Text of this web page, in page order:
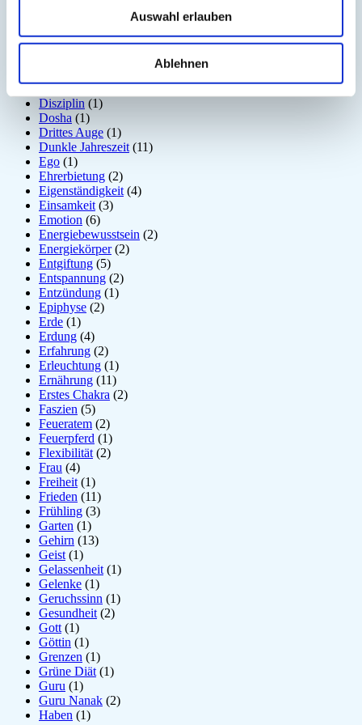
Auswahl erlauben
Ablehnen
Dehnen(7)
Detox(5)
Disziplin (1)
Dosha (1)
Drittes Auge (1)
Dunkle Jahreszeit (11)
Ego (1)
Ehrerbietung (2)
Eigenständigkeit (4)
Einsamkeit (3)
Emotion (6)
Energiebewusstsein (2)
Energiekörper(2)
Entgiftung (5)
Entspannung (2)
Entzündung (1)
Epiphyse (2)
Erde (1)
Erdung (4)
Erfahrung (2)
Erleuchtung (1)
Ernährung (11)
Erstes Chakra (2)
Faszien (5)
Feueratem (2)
Feuerpferd (1)
Flexibilität (2)
Frau (4)
Freiheit (1)
Frieden (11)
Frühling (3)
Garten (1)
Gehirn (13)
Geist (1)
Gelassenheit (1)
Gelenke (1)
Geruchssinn (1)
Gesundheit (2)
Gott (1)
Göttin (1)
Grenzen (1)
Grüne Diät (1)
Guru (1)
Guru Nanak (2)
Haben (1)